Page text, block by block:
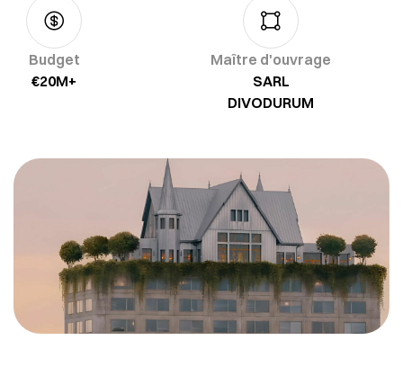
Budget
€20M+
Maître d'ouvrage
SARL
DIVODURUM